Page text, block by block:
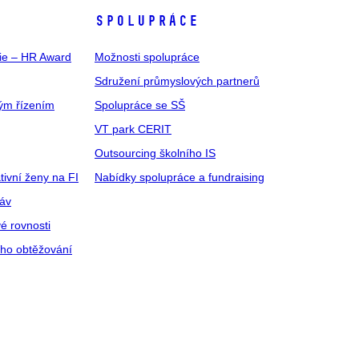
– HR Award
řízením
ženy na FI
rovnosti
obtěžování
SPOLUPRÁCE
Možnosti spolupráce
Sdružení průmyslových partnerů
Spolupráce se SŠ
VT park CERIT
Outsourcing školního IS
Nabídky spolupráce a fundraising